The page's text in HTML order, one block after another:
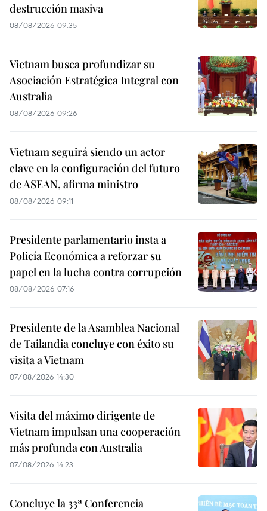
destrucción masiva
08/08/2026 09:35
Vietnam busca profundizar su
Asociación Estratégica Integral con
Australia
08/08/2026 09:26
Vietnam seguirá siendo un actor
clave en la configuración del futuro
de ASEAN, afirma ministro
08/08/2026 09:11
Presidente parlamentario insta a
Policía Económica a reforzar su
papel en la lucha contra corrupción
08/08/2026 07:16
Presidente de la Asamblea Nacional
de Tailandia concluye con éxito su
visita a Vietnam
07/08/2026 14:30
Visita del máximo dirigente de
Vietnam impulsan una cooperación
más profunda con Australia
07/08/2026 14:23
Concluye la 33ª Conferencia